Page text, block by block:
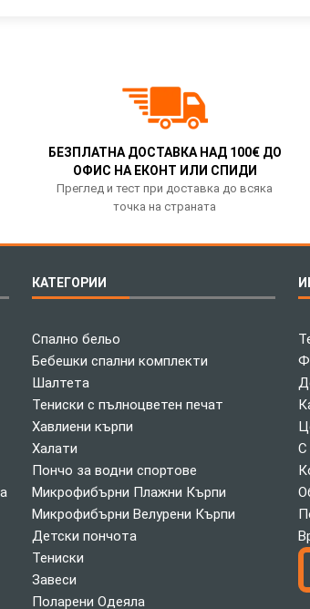
БЕЗПЛАТНА ДОСТАВКА НАД 100€ ДО
ОФИС НА ЕКОНТ ИЛИ СПИДИ
Преглед и тест при доставка до всяка
точка на страната
КАТЕГОРИИ
Спално бельо
Бебешки спални комплекти
Шалтета
Тениски с пълноцветен печат
Хавлиени кърпи
Халати
Пончо за водни спортове
Микрофибърни Плажни Кърпи
Микрофибърни Велурени Кърпи
Детски пончота
Тениски
Завеси
Поларени Одеяла
С